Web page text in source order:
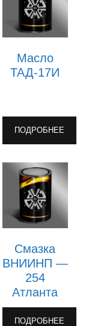
Масло
ТАД-17И
ПОДРОБНЕЕ
Смазка
ВНИИНП —
254
Атланта
ПОДРОБНЕЕ